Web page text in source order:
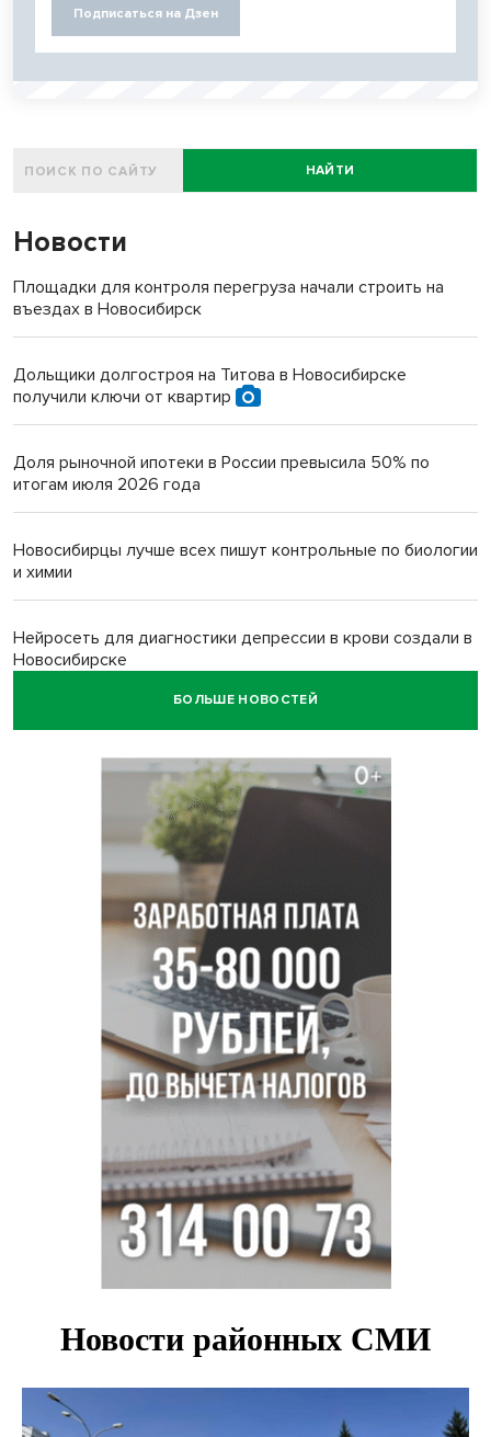
Подписаться на Дзен
НАЙТИ
Новости
Площадки для контроля перегруза начали строить на
въездах в Новосибирск
Дольщики долгостроя на Титова в Новосибирске
получили ключи от квартир
Доля рыночной ипотеки в России превысила 50% по
итогам июля 2026 года
Новосибирцы лучше всех пишут контрольные по биологии
и химии
Нейросеть для диагностики депрессии в крови создали в
Новосибирске
БОЛЬШЕ НОВОСТЕЙ